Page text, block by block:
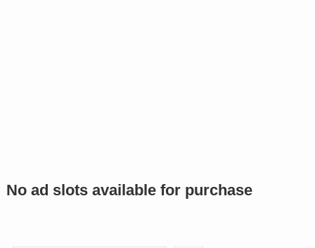
No ad slots available for purchase